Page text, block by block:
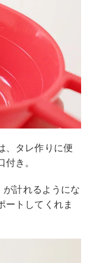
、タレ作りに便
き。
計れるようにな
ートしてくれま